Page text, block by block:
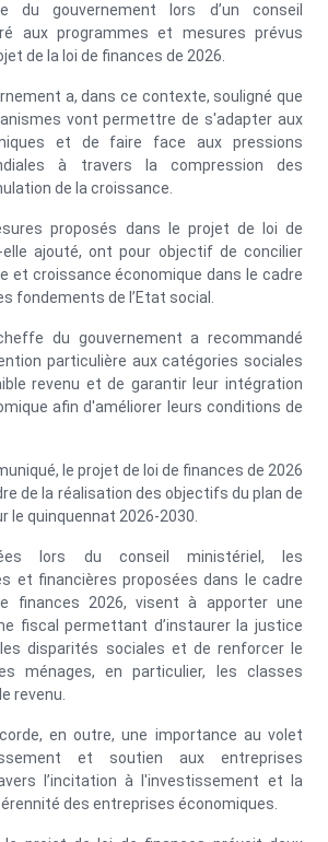
du gouvernement lors d’un conseil
aux programmes et mesures prévus
de la loi de finances de 2026.
a, dans ce contexte, souligné que
vont permettre de s'adapter aux
et de faire face aux pressions
à travers la compression des
de la croissance.
proposés dans le projet de loi de
ajouté, ont pour objectif de concilier
et croissance économique dans le cadre
fondements de l’Etat social.
du gouvernement a recommandé
particulière aux catégories sociales
revenu et de garantir leur intégration
afin d'améliorer leurs conditions de
le projet de loi de finances de 2026
de la réalisation des objectifs du plan de
le quinquennat 2026-2030.
lors du conseil ministériel, les
et financières proposées dans le cadre
finances 2026, visent à apporter une
fiscal permettant d’instaurer la justice
disparités sociales et de renforcer le
ménages, en particulier, les classes
revenu.
en outre, une importance au volet
et soutien aux entreprises
l’incitation à l'investissement et la
des entreprises économiques.